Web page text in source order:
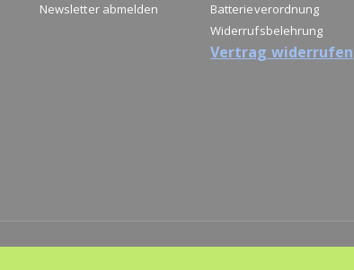
Newsletter abmelden
Batterieverordnung
Widerrufsbelehrung
Vertrag widerrufen